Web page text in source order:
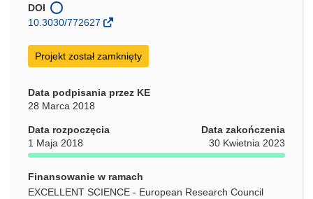
w
nowym
DOI
10.3030/772627
Projekt został zamknięty
Data podpisania przez KE
28 Marca 2018
Data rozpoczęcia
1 Maja 2018
Data zakończenia
30 Kwietnia 2023
Finansowanie w ramach
EXCELLENT SCIENCE - European Research Council